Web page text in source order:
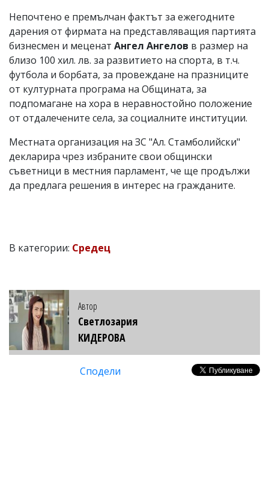
Непочтено е премълчан фактът за ежегодните
дарения от фирмата на представляващия партията
бизнесмен и меценат Ангел Ангелов в размер на
близо 100 хил. лв. за развитието на спорта, в т.ч.
футбола и борбата, за провеждане на празниците
от културната програма на Общината, за
подпомагане на хора в неравностойно положение
от отдалечените села, за социалните институции.
Местната организация на ЗС "Ал. Стамболийски"
декларира чрез избраните свои общински
съветници в местния парламент, че ще продължи
да предлага решения в интерес на гражданите.
В категории: Средец
Автор
Светлозария
КИДЕРОВА
Сподели